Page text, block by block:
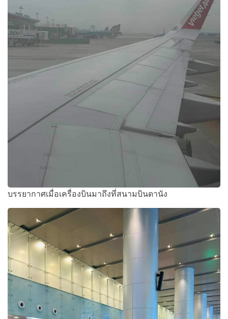
บรรยากาศเมื่อเครื่องบินมาถึงที่สนามบินดานัง